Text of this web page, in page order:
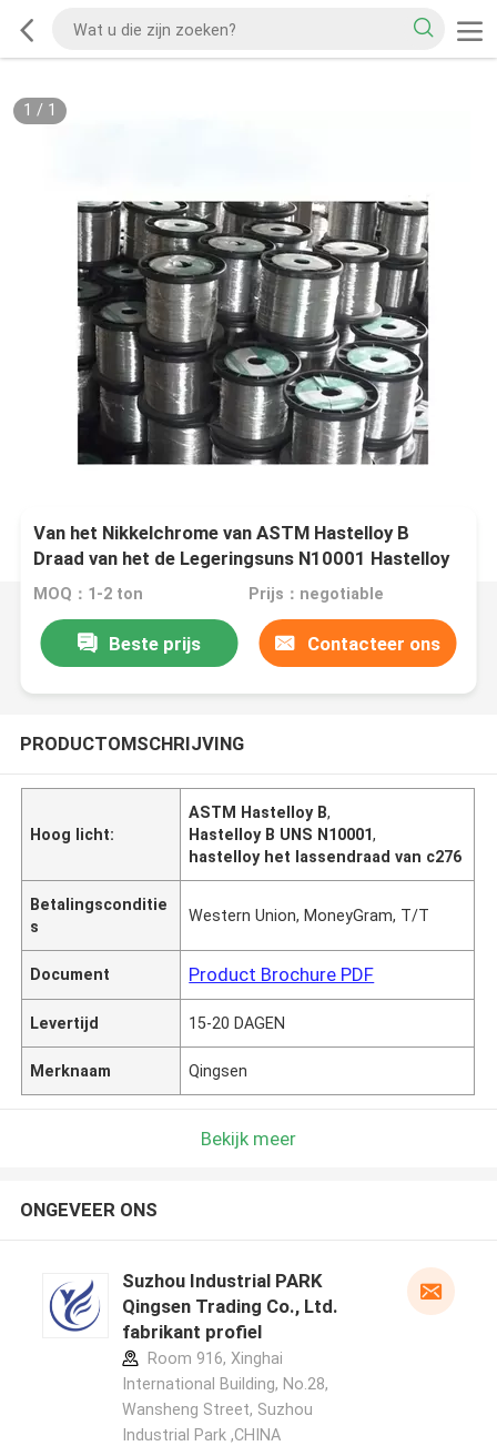
1 / 1
Van het Nikkelchrome van ASTM Hastelloy B
Draad van het de Legeringsuns N10001 Hastelloy
Lassen Ferro
MOQ：1-2 ton Prijs：negotiable
Beste prijs Contacteer ons
PRODUCTOMSCHRIJVING
Hoog licht:
ASTM Hastelloy B,
Hastelloy B UNS N10001,
hastelloy het lassendraad van c276
Betalingsconditie
s
Western Union, MoneyGram, T/T
Document Product Brochure PDF
Levertijd 15-20 DAGEN
Merknaam Qingsen
Bekijk meer
ONGEVEER ONS
Suzhou Industrial PARK
Qingsen Trading Co., Ltd.
fabrikant profiel
Room 916, Xinghai
International Building, No.28,
Wansheng Street, Suzhou
Industrial Park ,CHINA